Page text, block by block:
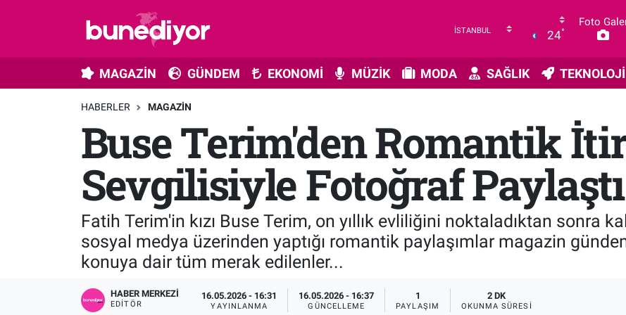
24°
Foto
MAGAZİN GÜNDEM EKONOMİ MÜZİK MODA SAĞLIK TEKNOLOJİ
HABERLER MAGAZIN
Buse Terim'den Romantik
Sevgilisiyle Fotoğraf Paylaştı
Fatih Terim'in kızı Buse Terim, on yıllık evliliğini noktaladıktan sonra
sosyal medya üzerinden yaptığı romantik paylaşımlar magazin
konuya dair tüm merak edilenler...
HABER MERKEZI
EDITÖR
16.05.2026 - 16:31
YAYINLANMA
16.05.2026 - 16:37
GÜNCELLEME
1
PAYLAŞIM
2 DK
OKUNMA SÜRESI
Diziler
Gündem
Magazin
GÜNDEM
EKONOMİ
TEKNOLOJİ
TV MEDYA
Trafik Durumu
Süper Lig Puan Durumu ve Fikstür
Tüm Manşetler
Son Dakika Haberleri